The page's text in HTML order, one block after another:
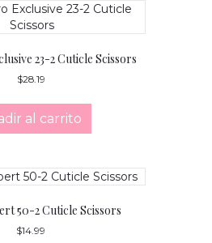
23-2 Cuticle Scissors
$28.19
al carrito
50-2 Cuticle Scissors
$14.99